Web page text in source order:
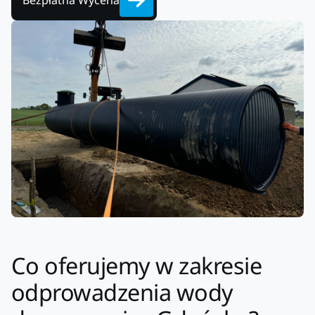
Co oferujemy w zakresie
odprowadzenia wody